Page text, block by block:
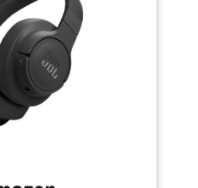
pour un son plus précis.
AUTONOMIE DE 40 HEURES ET
CHARGE RAPIDE : grâce à 40
heures d'autonomie avec ANC
activé et 60 heures sans, vous
pouvez vous déplacer en toute
tranquillité, sans penser à
recharger. Effectuez une charge
rapide pendant 5 minutes pour